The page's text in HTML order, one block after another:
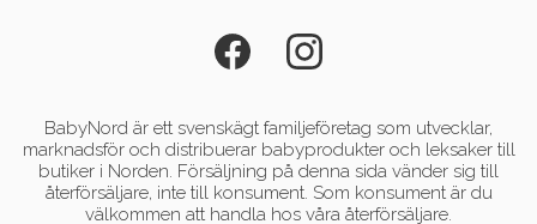
BabyNord är ett svenskägt familjeföretag som utvecklar,
marknadsför och distribuerar babyprodukter och leksaker till
butiker i Norden. Försäljning på denna sida vänder sig till
återförsäljare, inte till konsument. Som konsument är du
välkommen att handla hos våra återförsäljare.